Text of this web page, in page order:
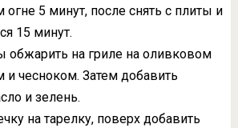
5 минут, после снять с плиты и
15 минут.
обжарить на гриле на оливковом
и чесноком. Затем добавить
и зелень.
на тарелку, поверх добавить